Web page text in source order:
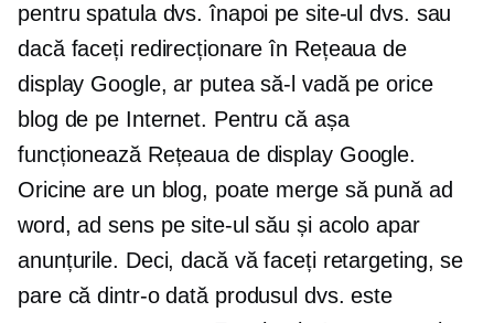
pentru spatula dvs. înapoi pe site-ul dvs. sau
dacă faceți redirecționare în Rețeaua de
display Google, ar putea să-l vadă pe orice
blog de pe Internet. Pentru că așa
funcționează Rețeaua de display Google.
Oricine are un blog, poate merge să pună ad
word, ad sens pe site-ul său și acolo apar
anunțurile. Deci, dacă vă faceți retargeting, se
pare că dintr-o dată produsul dvs. este